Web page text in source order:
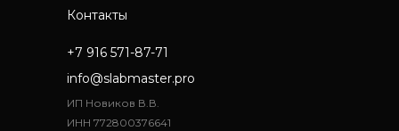
+7 916 571-87-71
info@slabmaster.pro
Контакты
ИНН 772800376641
ИП Новиков В.В.